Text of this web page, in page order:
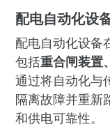
配电自动化设
配电自动化设备
包括重合闸装置
通过将自动化与
隔离故障并重新
和供电可靠性。